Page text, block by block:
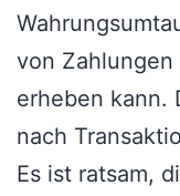
von Zahlungen
erheben kann.
nach
Es ist ratsam,